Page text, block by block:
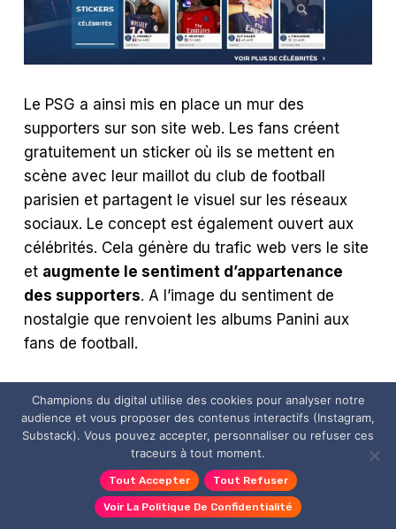
Le PSG a ainsi mis en place un mur des
supporters sur son site web. Les fans créent
gratuitement un sticker où ils se mettent en
scène avec leur maillot du club de football
parisien et partagent le visuel sur les réseaux
sociaux. Le concept est également ouvert aux
célébrités. Cela génère du trafic web vers le site
et augmente le sentiment d’appartenance
des supporters. A l’image du sentiment de
nostalgie que renvoient les albums Panini aux
fans de football.
Invitations à
partager/liker
Un moyen viral d’augmenter le nombre de
visiteurs de votre site et la viralité sur les
Champions du digital utilise des cookies pour analyser notre
audience et vous proposer des contenus interactifs (Instagram,
Substack). Vous pouvez accepter, personnaliser ou refuser ces
traceurs à tout moment.
Tout Accepter Tout Refuser
Voir La Politique De Confidentialité